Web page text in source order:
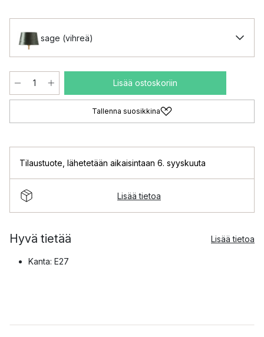
sage (vihreä)
Lisää ostoskoriin
Tallenna suosikkina
Tilaustuote lähetetään aikaisintaan 6. syyskuuta
Lisää tietoa
Hyvä tietää Lisää tietoa
Kanta: E27